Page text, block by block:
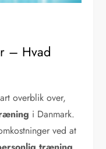
– Hvad
overblik over,
i Danmark.
ved at